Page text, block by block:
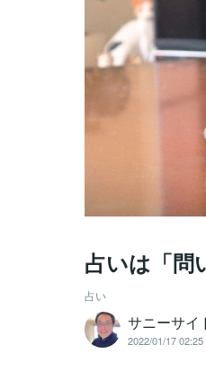
占いは「問
占い
サニーサ
2022/01/17 02:25